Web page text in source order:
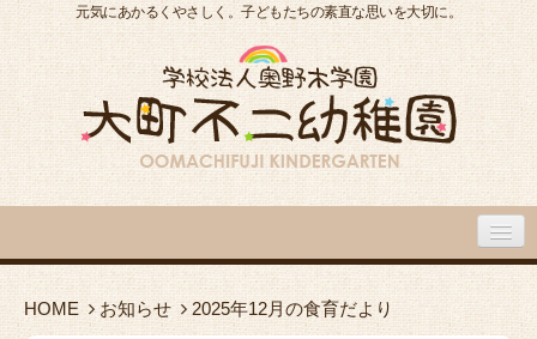
元気にあかるくやさしく。子どもたちの素直な思いを大切に。
大町不二幼稚園について
HOME お知らせ 2025年12月の食育だより